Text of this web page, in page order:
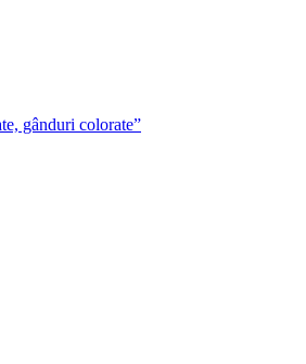
gânduri colorate”